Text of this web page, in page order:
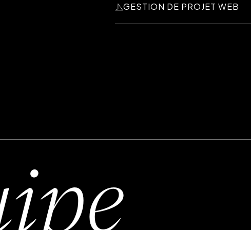
contenu dynamique et moderne
GESTION DE PROJET WEB